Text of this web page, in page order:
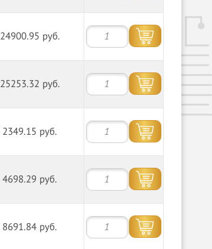
24900.95 руб.
25253.32 руб.
2349.15 руб.
4698.29 руб.
8691.84 руб.